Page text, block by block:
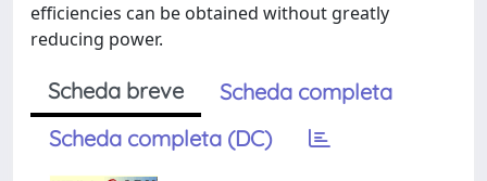
efficiencies can be obtained without greatly
reducing power.
Scheda breve
Scheda completa
Scheda completa (DC)